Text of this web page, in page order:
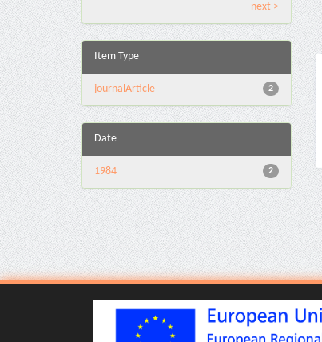
next >
Item Type
2
journalArticle
Date
2
1984